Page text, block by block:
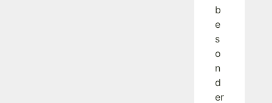
b
e
s
o
n
d
er